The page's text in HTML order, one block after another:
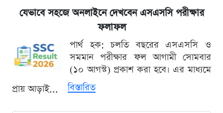
যেভাবে সহজে অনলাইনে দেখবেন এসএসসি পরীক্ষার
ফলাফল
পার্থ হক: চলতি বছরের এসএসসি ও
সমমান পরীক্ষার ফল আগামী সোমবার
(১০ আগস্ট) প্রকাশ করা হবে। এর মাধ্যমে
প্রায় আড়াই...
বিস্তারিত